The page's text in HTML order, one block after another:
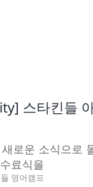
스타킨들
로운 소식으로
료식을
영어캠프